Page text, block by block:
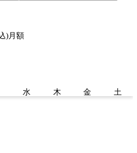
)月額
水 木 金 土